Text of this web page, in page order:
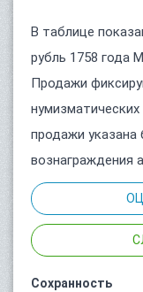
В таблице
рубль 1758 года
Продажи
продажи указана
вознаграждения
Сохранность